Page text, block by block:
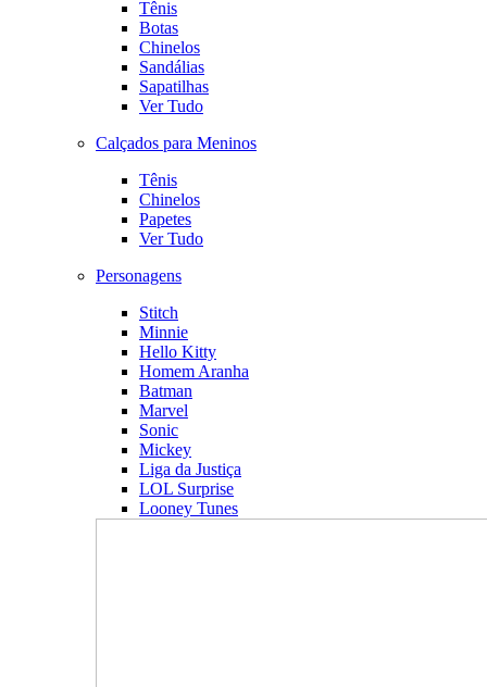
Tênis
Botas
Chinelos
Sandálias
Sapatilhas
Ver Tudo
Calçados para Meninos
Tênis
Chinelos
Papetes
Ver Tudo
Personagens
Stitch
Minnie
Hello Kitty
Homem Aranha
Batman
Marvel
Sonic
Mickey
Liga da Justiça
LOL Surprise
Looney Tunes